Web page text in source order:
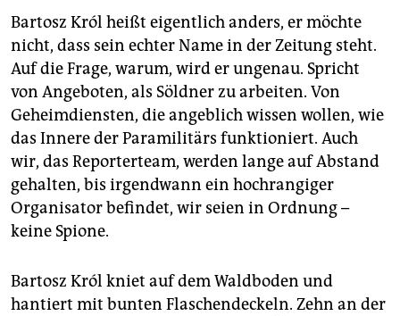
Bartosz Król heißt eigentlich anders, er möchte
nicht, dass sein echter Name in der Zeitung steht.
Auf die Frage, warum, wird er ungenau. Spricht
von Angeboten, als Söldner zu arbeiten. Von
Geheimdiensten, die angeblich wissen wollen, wie
das Innere der Paramilitärs funktioniert. Auch
wir, das Reporterteam, werden lange auf Abstand
gehalten, bis irgendwann ein hochrangiger
Organisator befindet, wir seien in Ordnung –
keine Spione.
Bartosz Król kniet auf dem Waldboden und
hantiert mit bunten Flaschendeckeln. Zehn an der